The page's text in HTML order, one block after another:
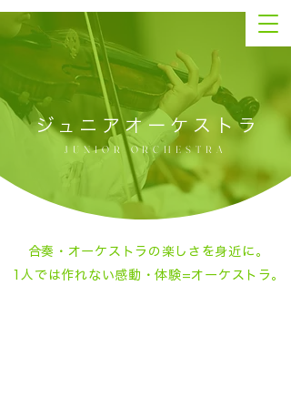
ジュニアオーケストラ
JUNIOR ORCHESTRA
合奏・オーケストラの楽しさを身近に。
1人では作れない感動・体験=オーケストラ。